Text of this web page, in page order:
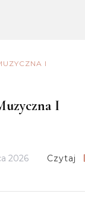
I
I
2026 Czytaj